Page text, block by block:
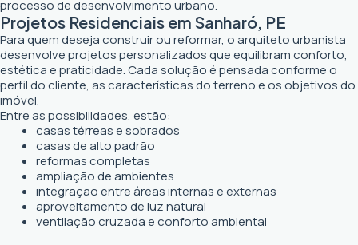
processo de desenvolvimento urbano.
Projetos Residenciais em Sanharó, PE
Para quem deseja construir ou reformar, o arquiteto urbanista
desenvolve projetos personalizados que equilibram conforto,
estética e praticidade. Cada solução é pensada conforme o
perfil do cliente, as características do terreno e os objetivos do
imóvel.
Entre as possibilidades, estão:
casas térreas e sobrados
casas de alto padrão
reformas completas
ampliação de ambientes
integração entre áreas internas e externas
aproveitamento de luz natural
ventilação cruzada e conforto ambiental